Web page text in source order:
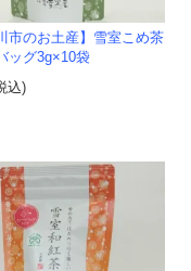
市のお土産】雪室こめ茶
ッグ3g×10袋
込)